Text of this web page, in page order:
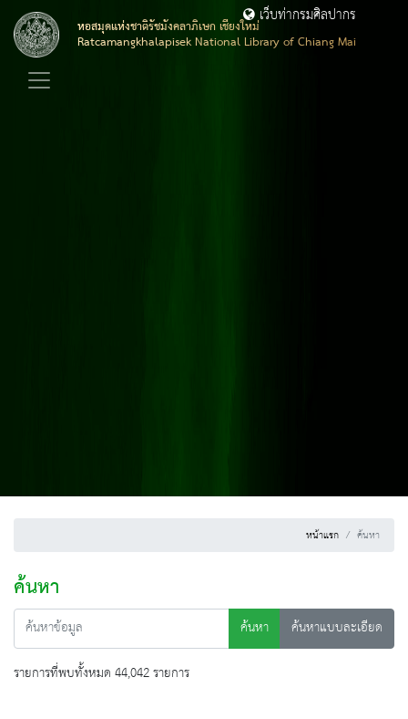
หอสมุดแห่งชาติรัชมังคลาภิเษก เชียงใหม่
Ratcamangkhalapisek National Library of Chiang Mai
เว็บท่ากรมศิลปากร
หน้าแรก ค้นหา
ค้นหา
ค้นหา
ค้นหาแบบละเอียด
รายการที่พบทั้งหมด 44,042 รายการ